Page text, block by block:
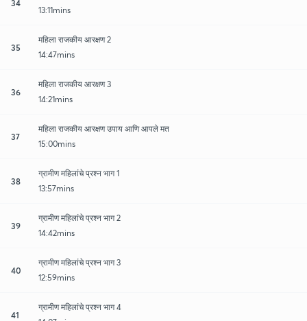
34
13:11mins
35
महिला राजकीय आरक्षण 2
14:47mins
36
महिला राजकीय आरक्षण 3
14:21mins
37
महिला राजकीय आरक्षण उपाय आणि आपले मत
15:00mins
38
ग्रामीण महिलांचे प्रश्न भाग 1
13:57mins
39
ग्रामीण महिलांचे प्रश्न भाग 2
14:42mins
40
ग्रामीण महिलांचे प्रश्न भाग 3
12:59mins
41
ग्रामीण महिलांचे प्रश्न भाग 4